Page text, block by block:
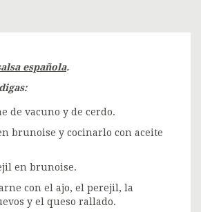
española.
de vacuno y de cerdo.
brunoise y cocinarlo con aceite
en brunoise.
con el ajo, el perejil, la
y el queso rallado.